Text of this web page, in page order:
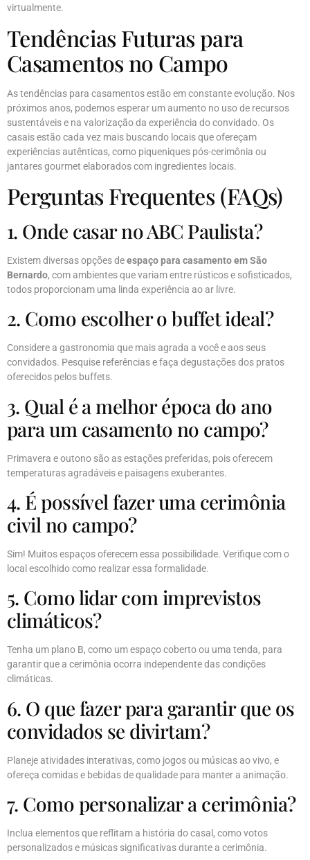
virtualmente.
Tendências Futuras para
Casamentos no Campo
As tendências para casamentos estão em constante evolução. Nos
próximos anos, podemos esperar um aumento no uso de recursos
sustentáveis e na valorização da experiência do convidado. Os
casais estão cada vez mais buscando locais que ofereçam
experiências autênticas, como piqueniques pós-cerimônia ou
jantares gourmet elaborados com ingredientes locais.
Perguntas Frequentes (FAQs)
1. Onde casar no ABC Paulista?
Existem diversas opções deespaço para casamento em São
Bernardo, com ambientes que variam entre rústicos e sofisticados,
todos proporcionam uma linda experiência ao ar livre.
2. Como escolher o buffet ideal?
Considere a gastronomia que mais agrada a você e aos seus
convidados. Pesquise referências e faça degustações dos pratos
oferecidos pelos buffets.
3. Qual é a melhor época do ano
para um casamento no campo?
Primavera e outono são as estações preferidas, pois oferecem
temperaturas agradáveis e paisagens exuberantes.
4. É possível fazer uma cerimônia
civil no campo?
Sim! Muitos espaços oferecem essa possibilidade. Verifique com o
local escolhido como realizar essa formalidade.
5. Como lidar com imprevistos
climáticos?
Tenha um plano B, como um espaço coberto ou uma tenda, para
garantir que a cerimônia ocorra independente das condições
climáticas.
6. O que fazer para garantir que os
convidados se divirtam?
Planeje atividades interativas, como jogos ou músicas ao vivo, e
ofereça comidas e bebidas de qualidade para manter a animação.
7. Como personalizar a cerimônia?
Inclua elementos que reflitam a história do casal, como votos
personalizados e músicas significativas durante a cerimônia.